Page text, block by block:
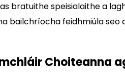
bratuithe speisialaithe a
bailchríocha feidhmiúla
Choiteanna